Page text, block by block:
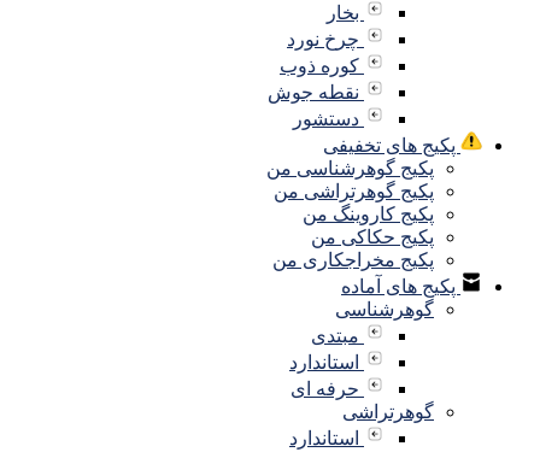
بخار
چرخ نورد
کوره ذوب
نقطه جوش
دستشور
پکیج های تخفیفی
پکیج گوهرشناسی من
پکیج گوهرتراشی من
پکیج کاروینگ من
پکیج حکاکی من
پکیج مخراجکاری من
پکیج های آماده
گوهرشناسی
مبتدی
استاندارد
حرفه ای
گوهرتراشی
استاندارد